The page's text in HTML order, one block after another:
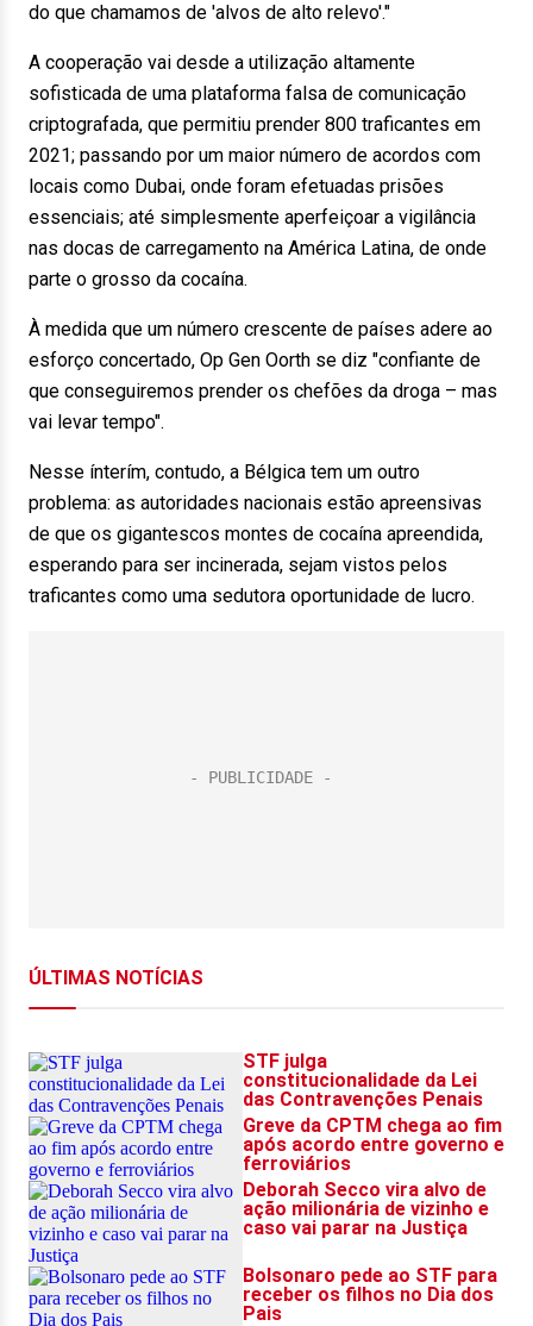
do que chamamos de 'alvos de alto relevo'."
A cooperação vai desde a utilização altamente
sofisticada de uma plataforma falsa de comunicação
criptografada, que permitiu prender 800 traficantes em
2021; passando por um maior número de acordos com
locais como Dubai, onde foram efetuadas prisões
essenciais; até simplesmente aperfeiçoar a vigilância
nas docas de carregamento na América Latina, de onde
parte o grosso da cocaína.
À medida que um número crescente de países adere ao
esforço concertado, Op Gen Oorth se diz "confiante de
que conseguiremos prender os chefões da droga – mas
vai levar tempo".
Nesse ínterím, contudo, a Bélgica tem um outro
problema: as autoridades nacionais estão apreensivas
de que os gigantescos montes de cocaína apreendida,
esperando para ser incinerada, sejam vistos pelos
traficantes como uma sedutora oportunidade de lucro.